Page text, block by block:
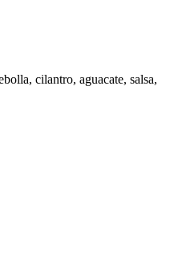
cilantro, aguacate, salsa,